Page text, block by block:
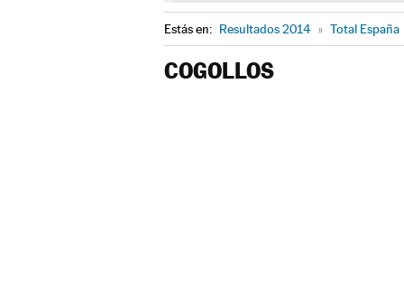
Estás en: Resultados 2014 » Total España
COGOLLOS